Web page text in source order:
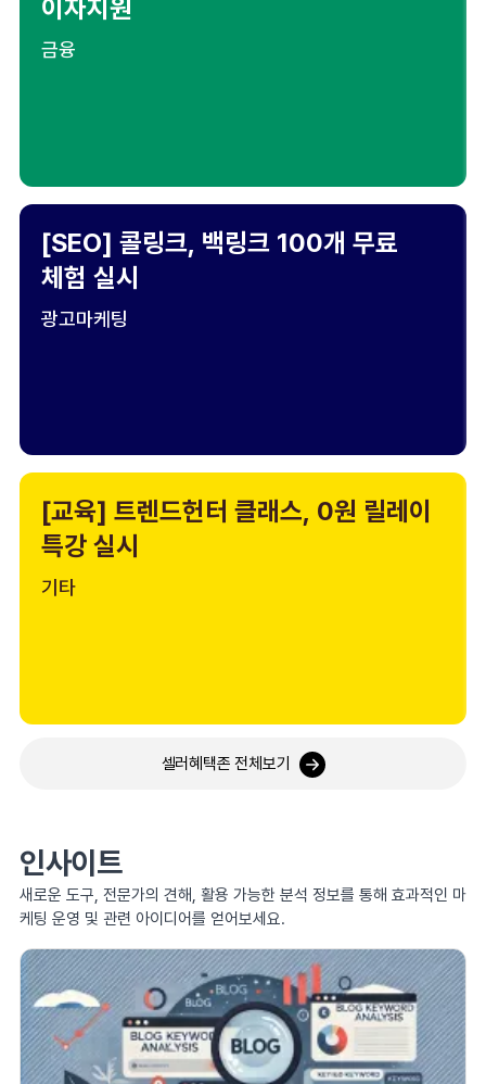
이자지원
금융
[SEO] 콜링크, 백링크 100개 무료
체험 실시
광고마케팅
[교육] 트렌드헌터 클래스, 0원 릴레이
특강 실시
기타
셀러혜택존 전체보기
인사이트
새로운 도구, 전문가의 견해, 활용 가능한 분석 정보를 통해 효과적인 마
케팅 운영 및 관련 아이디어를 얻어보세요.